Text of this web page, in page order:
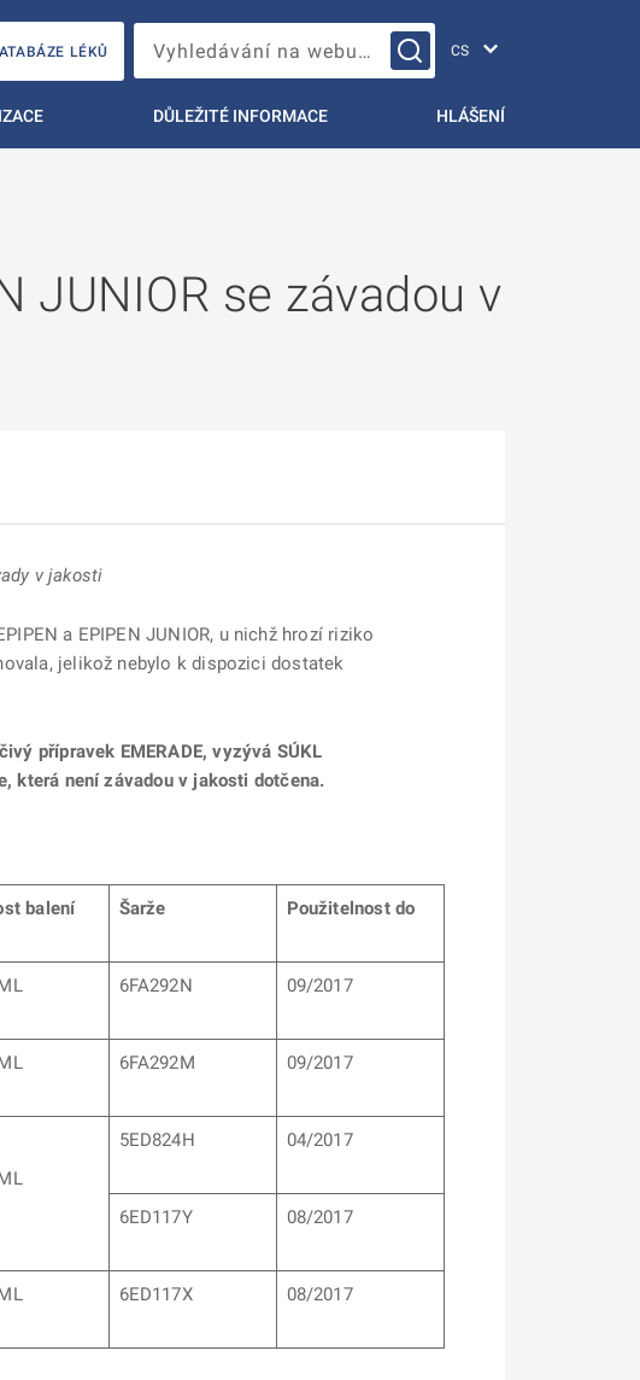
LÉKŮ Vyhledávání na webu…
DŮLEŽITÉ INFORMACE HLÁŠENÍ
JUNIOR se závadou v
v jakosti
a EPIPEN JUNIOR, u nichž hrozí riziko
jelikož nebylo k dispozici dostatek
přípravek EMERADE, vyzývá SÚKL
která není závadou v jakosti dotčena.
balení Šarže Použitelnost do
6FA292N 09/2017
6FA292M 09/2017
5ED824H 04/2017
6ED117Y 08/2017
6ED117X 08/2017